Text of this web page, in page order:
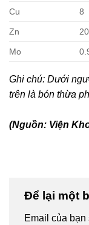
Cu 8
Zn 20
Mo
Ghi chú: Dưới
trên là bón thừa
(Nguồn: Viện
Để lại một
Email của